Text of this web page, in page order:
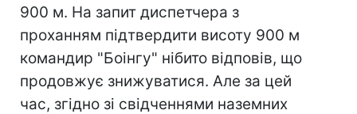
900 м. На запит диспетчера з
проханням підтвердити висоту 900 м
командир "Боінгу" нібито відповів, що
продовжує знижуватися. Але за цей
час, згідно зі свідченнями наземних